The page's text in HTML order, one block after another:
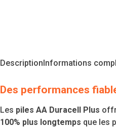
DescriptionInformations
Des performances
Les piles AA Duracell Plus
100% plus longtemps que les